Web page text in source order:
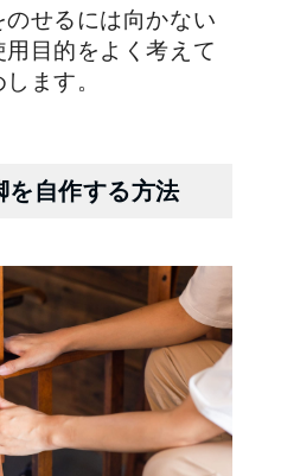
せるには向かない
目的をよく考えて
ます。
を自作する方法